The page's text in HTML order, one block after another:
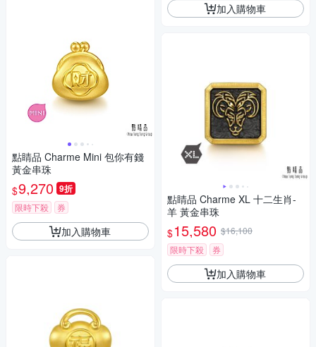
點睛品 Charme Mini 包你有錢
黃金串珠
$9,270 9折
限時下殺 券
加入購物車
加入購物車
點睛品 Charme XL 十二生肖-
羊 黃金串珠
$15,580 $16,100
限時下殺
券
加入購物車